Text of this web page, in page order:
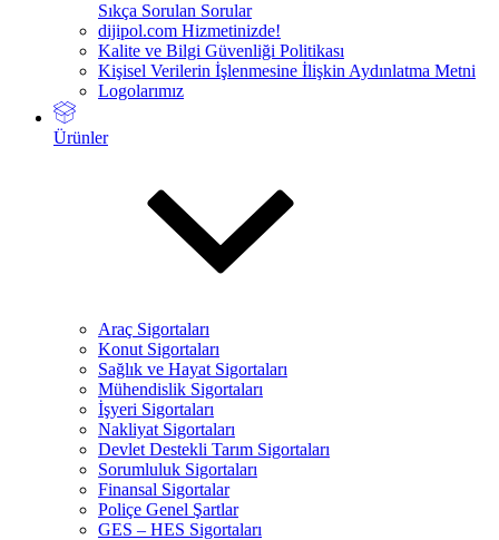
Sıkça Sorulan Sorular
dijipol.com Hizmetinizde!
Kalite ve Bilgi Güvenliği Politikası
Kişisel Verilerin İşlenmesine İlişkin Aydınlatma Metni
Logolarımız
Ürünler
Araç Sigortaları
Konut Sigortaları
Sağlık ve Hayat Sigortaları
Mühendislik Sigortaları
İşyeri Sigortaları
Nakliyat Sigortaları
Devlet Destekli Tarım Sigortaları
Sorumluluk Sigortaları
Finansal Sigortalar
Poliçe Genel Şartlar
GES – HES Sigortaları